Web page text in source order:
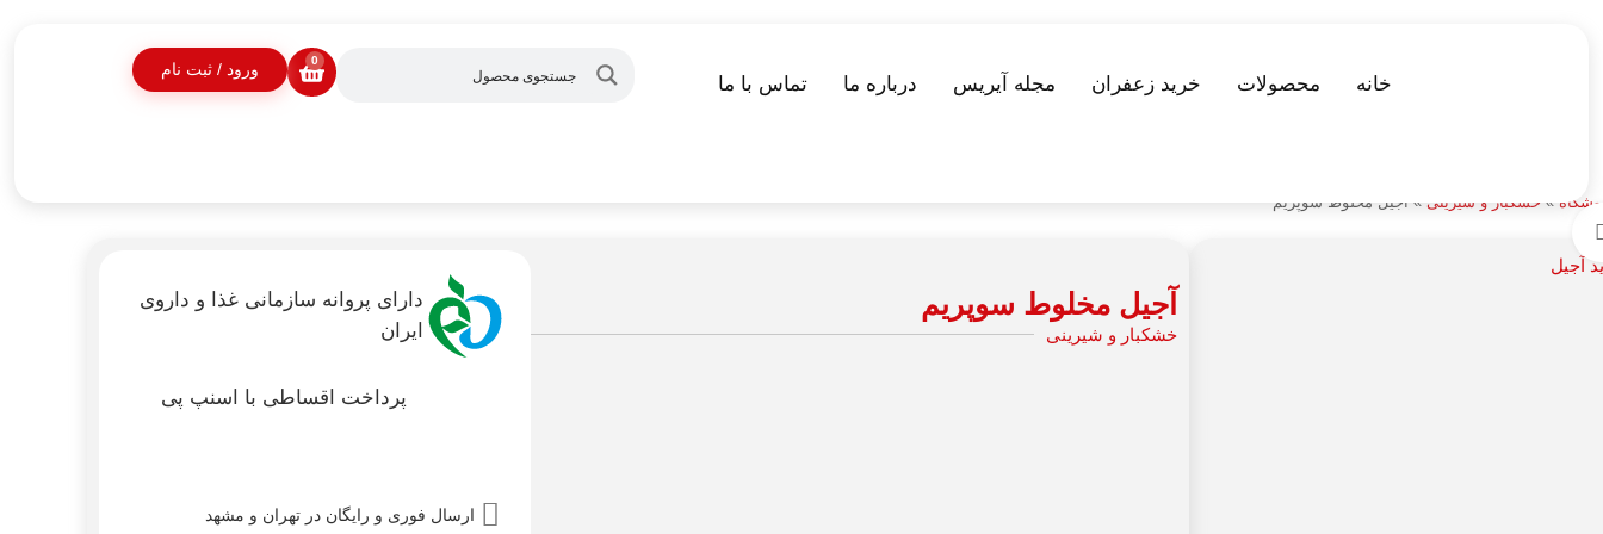
خانه محصولات خرید زعفران مجله آیریس درباره ما تماس با ما
0
ورود / ثبت نام
» خشکبار و شیرینی » آجیل مخلوط سوپریم
آجیل مخلوط سوپریم
خشکبار و شیرینی
دارای پروانه سازمانی غذا و داروی
ایران
پرداخت اقساطی با اسنپ پی
ارسال فوری و رایگان در تهران و مشهد